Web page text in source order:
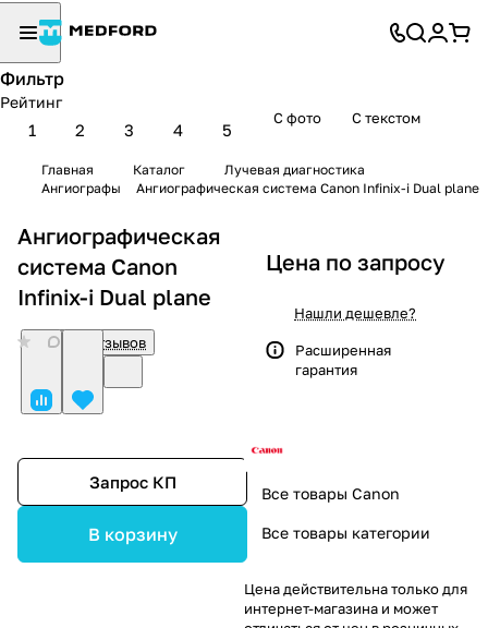
Фильтр
Рейтинг
1 2 3 4 5
С фото С текстом
Главная Каталог
Лучевая диагностика
Ангиографы
Ангиографическая система Canon Infinix-i Dual plane
Ангиографическая
система Canon
Infinix-i Dual plane
Нет отзывов
Запрос КП
В корзину
Цена по запросу
Нашли дешевле?
Расширенная
гарантия
Все товары Canon
Все товары категории
Цена действительна только для
интернет-магазина и может